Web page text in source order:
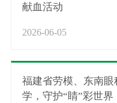
献血活动
2026-06-05
福建省劳模、东南
学，守护“睛”彩世界